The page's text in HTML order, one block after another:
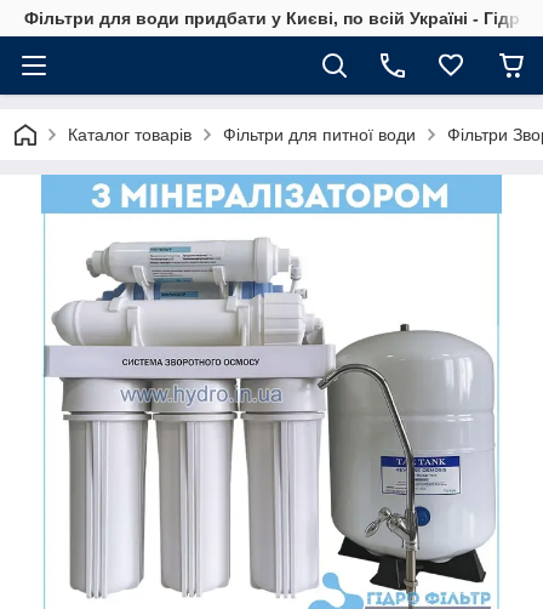
Фільтри для води придбати у Києві, по всій Україні - Гідро-
Каталог товарів Фільтри для питної води Фільтри